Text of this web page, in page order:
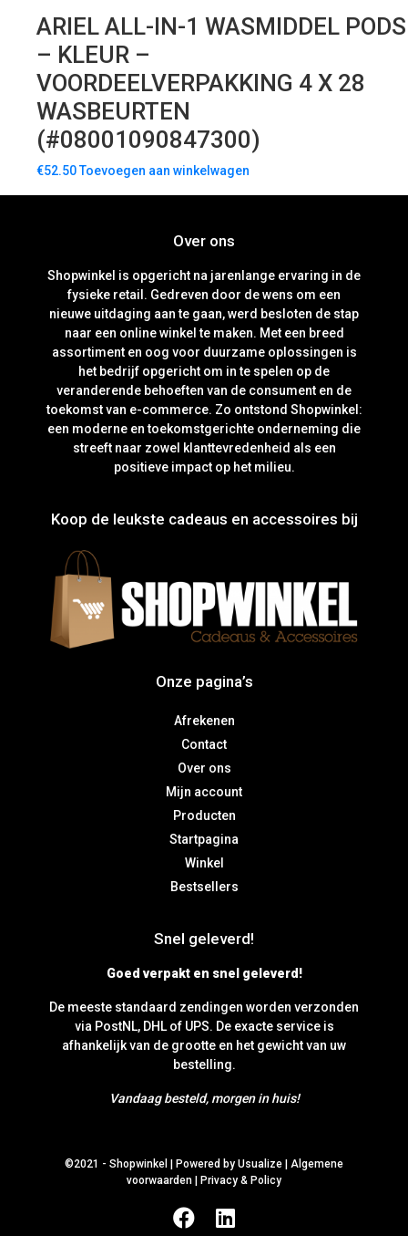
ARIEL ALL-IN-1 WASMIDDEL PODS
– KLEUR –
VOORDEELVERPAKKING 4 X 28
WASBEURTEN
(#08001090847300)
€52.50Toevoegen aan winkelwagen
Over ons
Shopwinkel is opgericht na jarenlange ervaring in de
fysieke retail. Gedreven door de wens om een
nieuwe uitdaging aan te gaan, werd besloten de stap
naar een online winkel te maken. Met een breed
assortiment en oog voor duurzame oplossingen is
het bedrijf opgericht om in te spelen op de
veranderende behoeften van de consument en de
toekomst van e-commerce. Zo ontstond Shopwinkel:
een moderne en toekomstgerichte onderneming die
streeft naar zowel klanttevredenheid als een
positieve impact op het milieu.
Koop de leukste cadeaus en accessoires bij
Onze pagina’s
Afrekenen
Contact
Over ons
Mijn account
Producten
Startpagina
Winkel
Bestsellers
Snel geleverd!
Goed verpakt en snel geleverd!
De meeste standaard zendingen worden verzonden
via PostNL, DHL of UPS. De exacte service is
afhankelijk van de grootte en het gewicht van uw
bestelling.
Vandaag besteld, morgen in huis!
©2021 - Shopwinkel | Powered by Usualize | Algemene
voorwaarden | Privacy & Policy